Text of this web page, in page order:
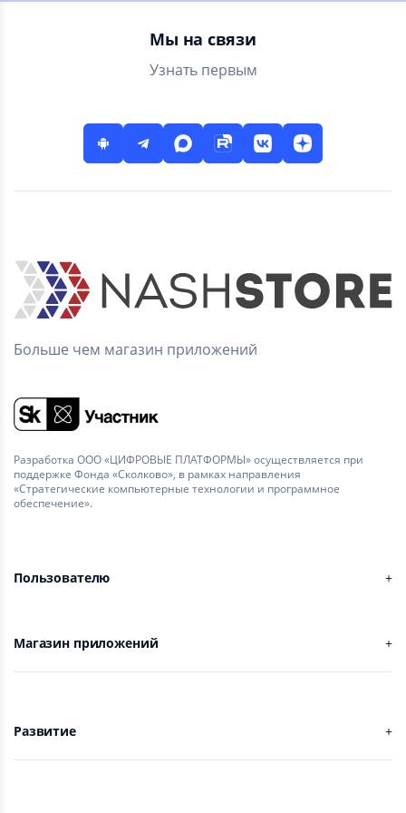
игре без
классический
Мы на связи
Узнать первым
Больше чем магазин приложений
Разработка ООО «ЦИФРОВЫЕ ПЛАТФОРМЫ» осуществляется при
поддержке Фонда «Сколково», в рамках направления
«Стратегические компьютерные технологии и программное
обеспечение».
Пользователю
Магазин приложений
Развитие